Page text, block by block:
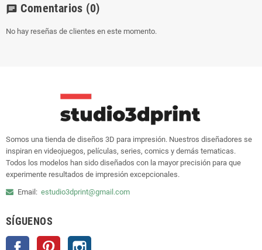
chat Comentarios (0)
No hay reseñas de clientes en este momento.
Somos una tienda de diseños 3D para impresión. Nuestros diseñadores se
inspiran en videojuegos, películas, series, comics y demás tematicas.
Todos los modelos han sido diseñados con la mayor precisión para que
experimente resultados de impresión excepcionales.
Email: estudio3dprint@gmail.com
SÍGUENOS
Facebook Pinterest